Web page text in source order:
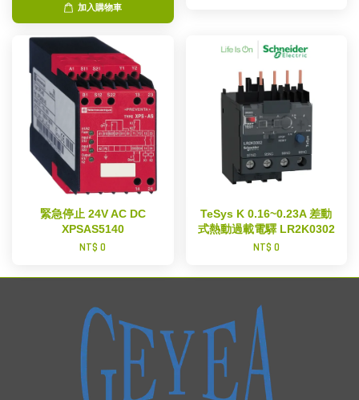
加入購物車
緊急停止 24V AC DC
XPSAS5140
NT$ 0
TeSys K 0.16~0.23A 差動
式熱動過載電驛 LR2K0302
NT$ 0